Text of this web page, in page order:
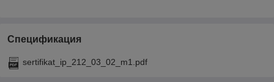
Спецификация
sertifikat_ip_212_03_02_m1.pdf